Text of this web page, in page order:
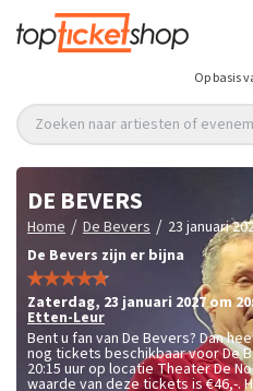
Op basis
Zoeken naar artiesten of
DE BEVERS
Home / De Bevers / 23 januari
De Bevers zijn er bijna
zaterdag, 23 januari 2027 om
Etten-Leur
Bent u fan van De Bevers? Dan
nog tickets beschikbaar voor De
20:15 uur op locatie Theater De
waarde van deze tickets is€46,-.